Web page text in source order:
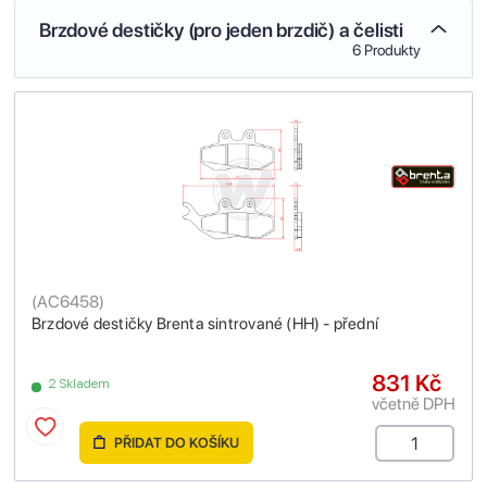
Brzdové destičky (pro jeden brzdič) a čelisti
6 Produkty
Brzdové destičky Brenta sintrované (HH) - přední
(AC6458)
2 Skladem 831 Kč
včetně DPH
PŘIDAT DO KOŠÍKU